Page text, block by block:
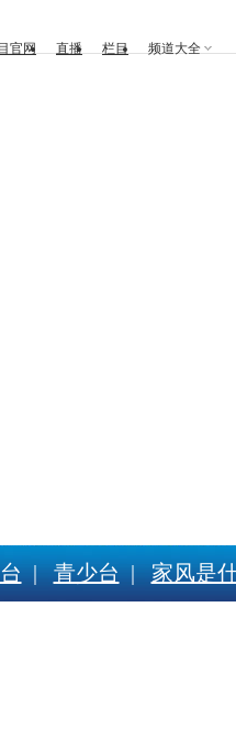
官网 直播 栏目 频道大全
| 青少台 | 家风是